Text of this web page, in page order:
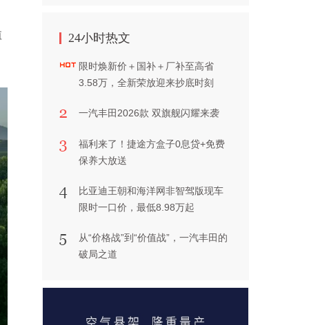
24小时热文
限时焕新价＋国补＋厂补至高省
3.58万，全新荣放迎来抄底时刻
一汽丰田2026款 双旗舰闪耀来袭
福利来了！捷途方盒子0息贷+免费
保养大放送
比亚迪王朝和海洋网非智驾版现车
限时一口价，最低8.98万起
从“价格战”到“价值战”，一汽丰田的
破局之道